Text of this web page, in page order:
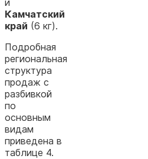
Камчатский
край (6 кг).
Подробная
региональная
структура
продаж с
разбивкой
по
основным
видам
приведена в
таблице 4.